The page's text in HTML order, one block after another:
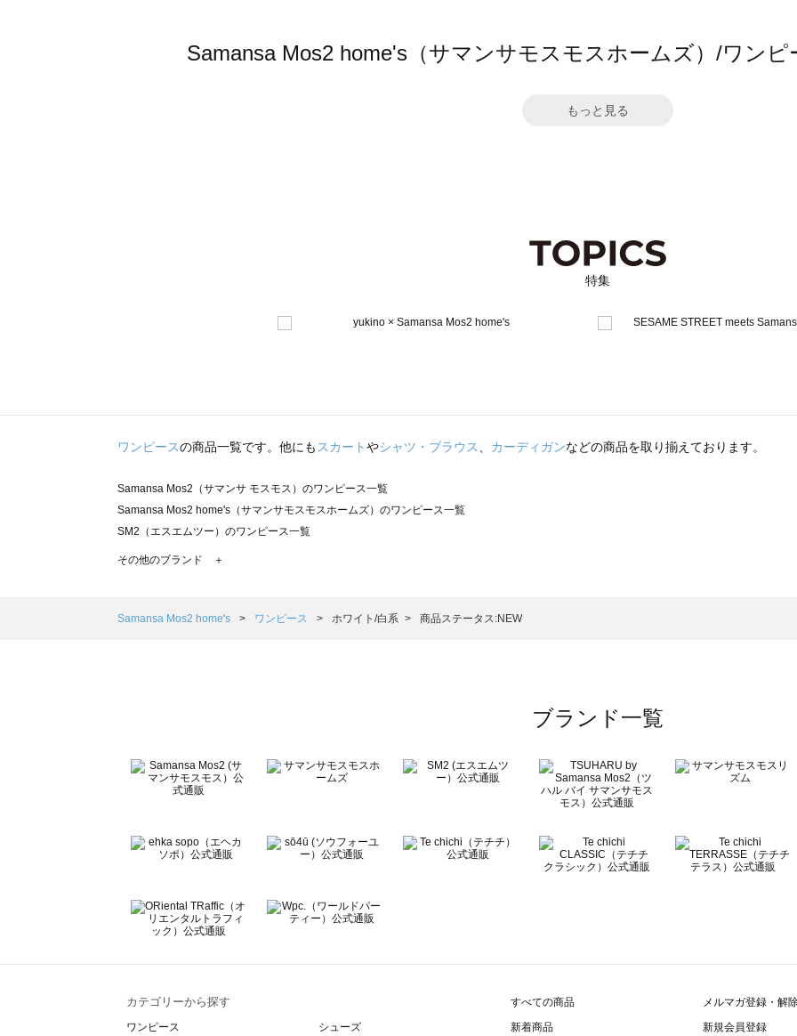
Samansa Mos2 home's（サマンサモスモスホームズ）/ワン
もっと見る
特集
ワンピースの商品一覧です。他にも スカートやシャツ・ブラウス カーディガンなどの商品を取り揃えております。
Samansa Mos2（サマンサ モスモス）のワンピース一覧
Samansa Mos2 home's（サマンサモスモスホームズ）のワンピース一覧
SM2（エスエムツー）のワンピース一覧
TSUHARU by Samansa Mos2（ツハルバイサマンサモスモス）のワンピース一覧
Samansa Mos2 Lagom（サマンサモスモス ラーゴム）のワンピース一覧
BETTY'S BLUE（べティーズブルー）のワンピース一覧
Wpc.（ワールドパーティー）のワンピース一覧
その他のブランド ＋
Samansa Mos2 home's ワンピース ホワイト/白系 商品ステータス:NEW
ブランド一覧
カテゴリーから探す
ワンピース シューズ
すべての商品
新着商品
メルマガ登録・解
新規会員登録